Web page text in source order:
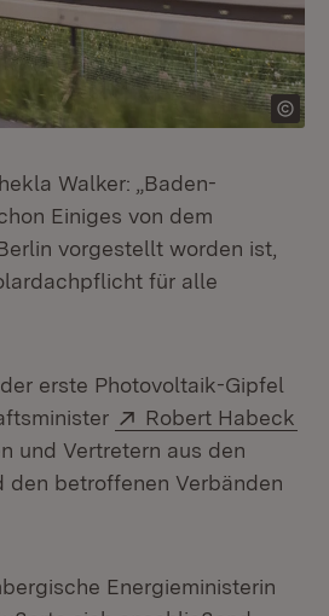
Walker: „Baden-
Einiges von dem
vorgestellt worden ist,
für alle
erste Photovoltaik-Gipfel
Extern:
Robert Habeck
und Vertretern aus den
den betroffenen Verbänden
Energieministerin